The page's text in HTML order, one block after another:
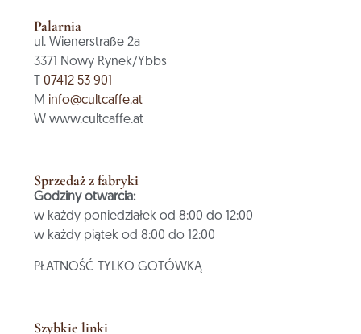
Palarnia
ul. Wienerstraße 2a
3371 Nowy Rynek/Ybbs
T07412 53 901
M info@cultcaffe.at
W www.cultcaffe.at
Sprzedaż z fabryki
Godziny otwarcia:
w każdy poniedziałek od 8:00 do 12:00
w każdy piątek od 8:00 do 12:00
PŁATNOŚĆ TYLKO GOTÓWKĄ
Szybkie linki